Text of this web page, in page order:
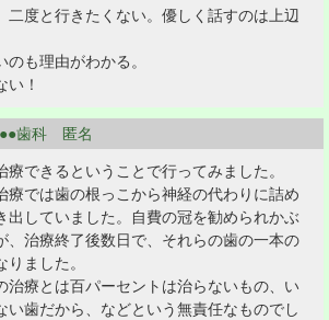
二度と行きたくない。優しく話すのは上辺
も理由がわかる。
い！
歯科 匿名
できるということで行ってみました。
療では歯の根っこから神経の代わりに詰め
出していました。自費の冠を勧められかぶ
、治療終了後数日で、それらの歯の一本の
ました。
治療とは百パーセントは治らないもの、い
い歯だから、などという無責任なものでし